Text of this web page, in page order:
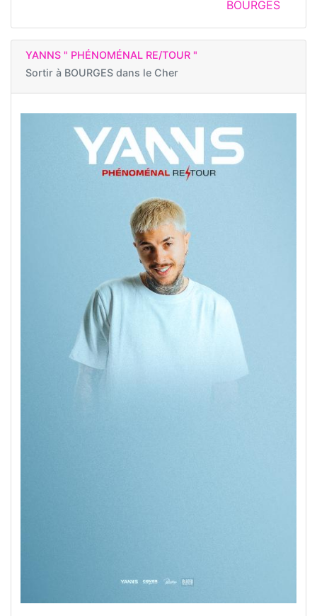
BOURGES
YANNS " PHÉNOMÉNAL RE/TOUR "
Sortir à BOURGES dans le Cher